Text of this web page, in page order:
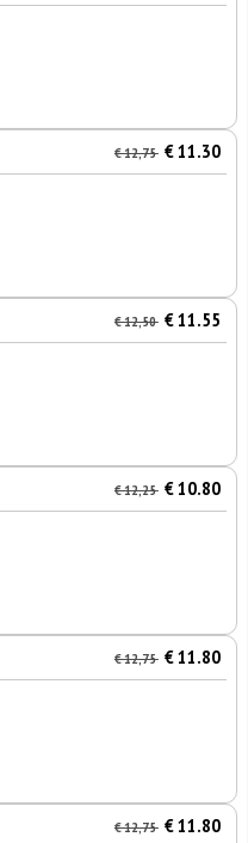
€ 12,75 € 11.30
€ 12,50 € 11.55
€ 12,25 € 10.80
€ 12,75 € 11.80
€ 12,75 € 11.80